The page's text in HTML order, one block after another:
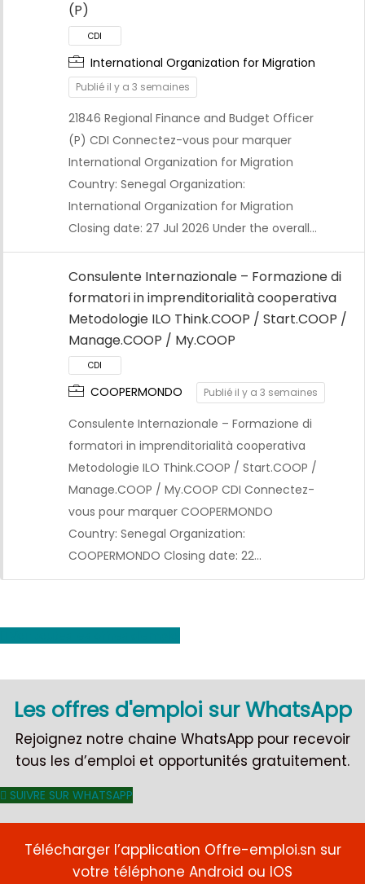
CDI
CDI
CDI
(P)
International Organization for Migration
Publié il y a 3 semaines
21846 Regional Finance and Budget Officer
(P) CDI Connectez-vous pour marquer
International Organization for Migration
Country: Senegal Organization:
International Organization for Migration
Closing date: 27 Jul 2026 Under the overall…
Consulente Internazionale – Formazione di
formatori in imprenditorialità cooperativa
Metodologie ILO Think.COOP / Start.COOP /
Manage.COOP / My.COOP
COOPERMONDO Publié il y a 3 semaines
Consulente Internazionale – Formazione di
formatori in imprenditorialità cooperativa
Metodologie ILO Think.COOP / Start.COOP /
Manage.COOP / My.COOP CDI Connectez-
vous pour marquer COOPERMONDO
Country: Senegal Organization:
COOPERMONDO Closing date: 22…
Les offres d'emploi sur WhatsApp
Rejoignez notre chaine WhatsApp pour recevoir
tous les d’emploi et opportunités gratuitement.
SUIVRE SUR WHATSAPP
Télécharger l’application Offre-emploi.sn sur
votre téléphone Android ou IOS